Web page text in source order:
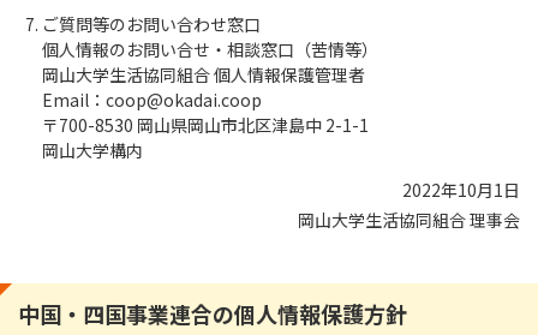
ご質問等のお問い合わせ窓口
個人情報のお問い合せ・相談窓口（苦情等）
岡山大学生活協同組合 個人情報保護管理者
Email：coop@okadai.coop
〒700-8530 岡山県岡山市北区津島中 2-1-1
岡山大学構内
2022年10月1日
岡山大学生活協同組合 理事会
中国・四国事業連合の個人情報保護方針